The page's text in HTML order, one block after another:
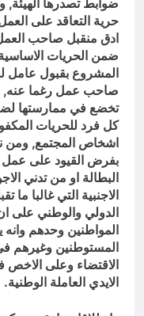
ضوابط تصدرها
حرية التعاقد على
ادق منقبل صاحب
ضمن الحريات
المشروع بقبول عامل
صاحب عمل رغما عنه,
تخضع في ممارستها
كل فرد للحريات
اشخاص المجتمع, ومن
بفرض القيود على عمل
البطالة او من تدني
الاجنبية التي غالبا
الدولي والوطني على
المواطنين وحدهم وانه
المستوطنين وغيرهم
الاقتضاء وعلى الاخص
الايدي العاملة الوطنية.